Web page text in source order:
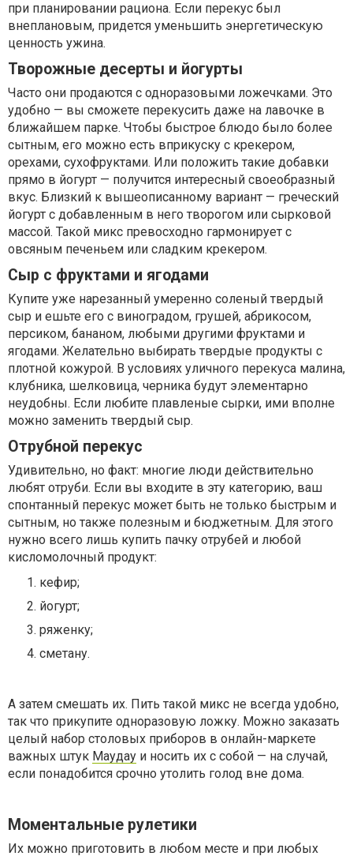
при планировании рациона. Если перекус был
внеплановым, придется уменьшить энергетическую
ценность ужина.
Творожные десерты и йогурты
Часто они продаются с одноразовыми ложечками. Это
удобно — вы сможете перекусить даже на лавочке в
ближайшем парке. Чтобы быстрое блюдо было более
сытным, его можно есть вприкуску с крекером,
орехами, сухофруктами. Или положить такие добавки
прямо в йогурт — получится интересный своеобразный
вкус. Близкий к вышеописанному вариант — греческий
йогурт с добавленным в него творогом или сырковой
массой. Такой микс превосходно гармонирует с
овсяным печеньем или сладким крекером.
Сыр с фруктами и ягодами
Купите уже нарезанный умеренно соленый твердый
сыр и ешьте его с виноградом, грушей, абрикосом,
персиком, бананом, любыми другими фруктами и
ягодами. Желательно выбирать твердые продукты с
плотной кожурой. В условиях уличного перекуса малина,
клубника, шелковица, черника будут элементарно
неудобны. Если любите плавленые сырки, ими вполне
можно заменить твердый сыр.
Отрубной перекус
Удивительно, но факт: многие люди действительно
любят отруби. Если вы входите в эту категорию, ваш
спонтанный перекус может быть не только быстрым и
сытным, но также полезным и бюджетным. Для этого
нужно всего лишь купить пачку отрубей и любой
кисломолочный продукт:
кефир;
йогурт;
ряженку;
сметану.
А затем смешать их. Пить такой микс не всегда удобно,
так что прикупите одноразовую ложку. Можно заказать
целый набор столовых приборов в онлайн-маркете
важных штук Маудау и носить их с собой — на случай,
если понадобится срочно утолить голод вне дома.
Моментальные рулетики
Их можно приготовить в любом месте и при любых